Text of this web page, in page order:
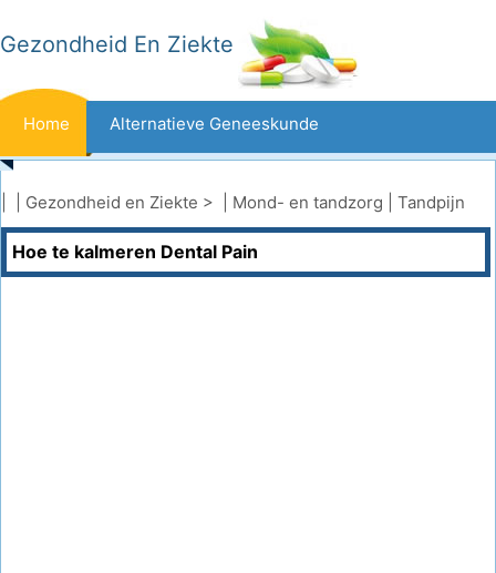
Gezondheid En Ziekte
Home Alternatieve Geneeskunde
Beten En Steken Kanker
Aandoeningen En Behandelingen
Gezondheid en Ziekte > | Mond- en tandzorg Tandpijn
Hoe te kalmeren Dental Pain